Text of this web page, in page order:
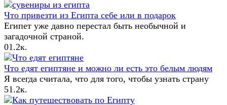
Что привезти из Египта себе или в подарок
Египет уже давно перестал быть необычной и
загадочной страной.
01.2к.
Что едят египтяне и можно ли есть это белым людям
Я всегда считала, что для того, чтобы узнать страну
51.2к.